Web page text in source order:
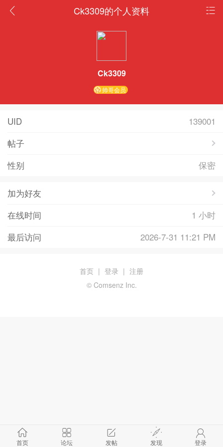
Ck3309的个人资料
Ck3309
帅哥会员
UID
139001
帖子
性别
保密
加为好友
在线时间
1 小时
最后访问
2026-7-31 11:21 PM
首页 论坛 发帖 发现 登录
首页 | 登录 | 注册
© Comsenz Inc.